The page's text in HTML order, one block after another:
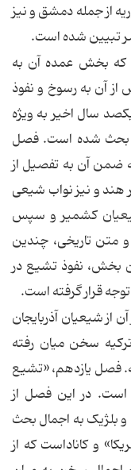
از جمله دمشق و نیز
تبیین شده است.
که بخش عمده آن به
آن به رسوخ و نفوذ
سال اخیر به ویژه
بحث شده است. فصل
ضمن آن به تفصیل از
هند و نیز نواب‌ شیعی
کشمیر و سپس
تاریخی، چندین
بخش، نفوذ تشیع در
قرار گرفته است.
از شیعیان آذربایجان
سخن میان رفته
فصل یازدهم، «تشیع
است. در این فصل از
و بلژیک به اجمال بحث
و کاناداست که از